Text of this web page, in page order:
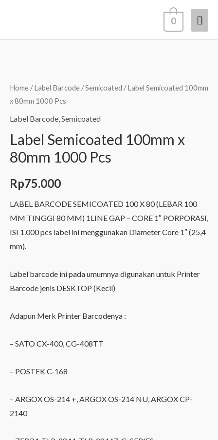
0
Home /Label Barcode /Semicoated / Label Semicoated 100mm
x 80mm 1000 Pcs
Label Barcode,Semicoated
Label Semicoated 100mm x
80mm 1000 Pcs
Rp75.000
LABEL BARCODE SEMICOATED 100 X 80 (LEBAR 100
MM TINGGI 80 MM) 1LINE GAP – CORE 1″ PORPORASI,
ISI 1.000 pcs label ini menggunakan Diameter Core 1″ (25,4
mm).
Label barcode ini pada umumnya digunakan untuk Printer
Barcode jenis DESKTOP (Kecil)
Adapun Merk Printer Barcodenya :
– SATO CX-400, CG-408TT
– POSTEK C-168
– ARGOX OS-214 +, ARGOX OS-214 NU, ARGOX CP-
2140